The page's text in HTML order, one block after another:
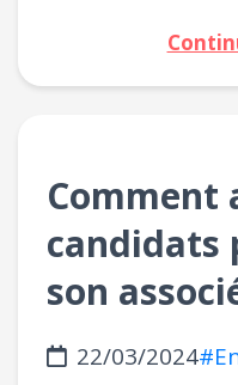
Comment
candidats
son
22/03/2024